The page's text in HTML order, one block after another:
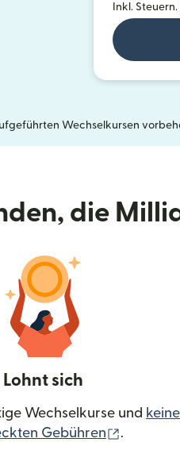
Inkl. Steuern.
Wechselkursen
die
Lohnt sich
Wechselkurse und keine
Gebühren
(wird in
.